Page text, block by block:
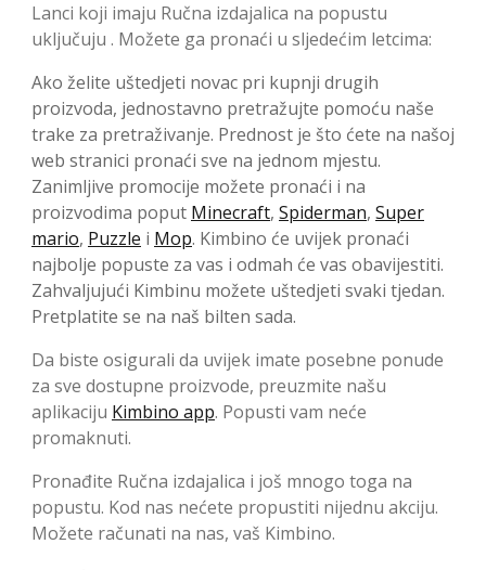
Lanci koji imaju Ručna izdajalica na popustu
uključuju . Možete ga pronaći u sljedećim letcima:
Ako želite uštedjeti novac pri kupnji drugih
proizvoda, jednostavno pretražujte pomoću naše
trake za pretraživanje. Prednost je što ćete na našoj
web stranici pronaći sve na jednom mjestu.
Zanimljive promocije možete pronaći i na
proizvodima poput Minecraft, Spiderman, Super
mario, Puzzle i Mop. Kimbino će uvijek pronaći
najbolje popuste za vas i odmah će vas obavijestiti.
Zahvaljujući Kimbinu možete uštedjeti svaki tjedan.
Pretplatite se na naš bilten sada.
Da biste osigurali da uvijek imate posebne ponude
za sve dostupne proizvode, preuzmite našu
aplikaciju Kimbino app. Popusti vam neće
promaknuti.
Pronađite Ručna izdajalica i još mnogo toga na
popustu. Kod nas nećete propustiti nijednu akciju.
Možete računati na nas, vaš Kimbino.